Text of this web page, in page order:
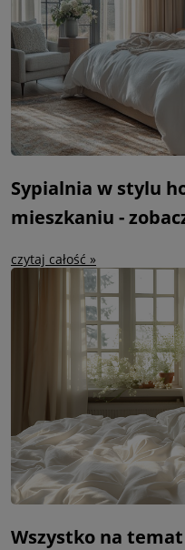
Sypialnia w stylu
mieszkaniu -
czytaj całość »
Wszystko na